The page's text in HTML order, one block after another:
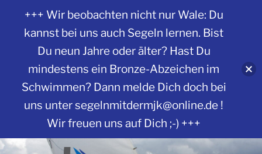
Zum
+++ Wir beobachten nicht nur Wale: Du
kannst bei uns auch Segeln lernen. Bist
Du neun Jahre oder älter? Hast Du
mindestens ein Bronze-Abzeichen im
Schwimmen? Dann melde Dich doch bei
uns unter segelnmitdermjk@online.de !
Wir freuen uns auf Dich ;-) +++